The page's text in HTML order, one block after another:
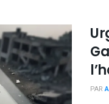
PAR